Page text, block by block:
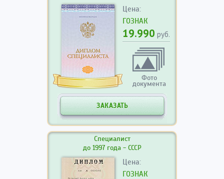
Цена:
ГОЗНАК
19.990 руб.
Фото
документа
ЗАКАЗАТЬ
Специалист
до 1997 года - СССР
Цена:
ГОЗНАК